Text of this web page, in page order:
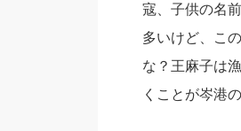
寇、子供の名
多いけど、こ
な？王麻子は
くことが岑港